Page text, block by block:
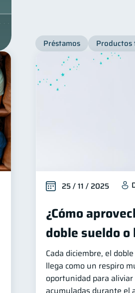
Préstamos Productos
25 / 11 / 2025
¿Cómo
doble sueldo
Cada diciembre, el
llega como un respiro
oportunidad para